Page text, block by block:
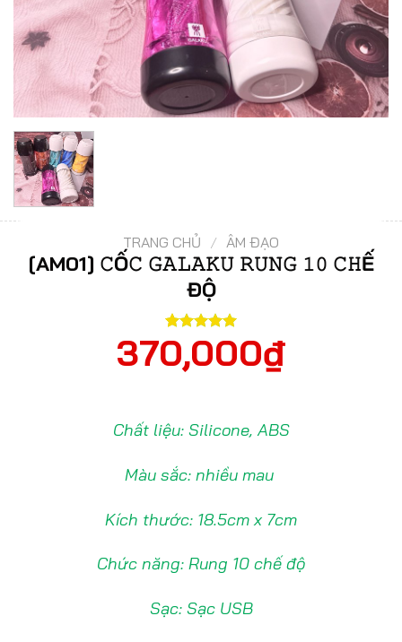
TRANG CHỦ / ÂM ĐẠO
[AM01] 𝙲Ố𝙲 𝙶𝙰𝙻𝙰𝙺𝚄 𝚁𝚄𝙽𝙶 𝟷𝟶 𝙲𝙷Ế
ĐỘ
5.00
trên 5
dựa trên
2
đánh giá
370,000₫
Chất liệu: Silicone, ABS
Màu sắc: nhiều mau
Kích thước: 18.5cm x 7cm
Chức năng: Rung 10 chế độ
Sạc: Sạc USB